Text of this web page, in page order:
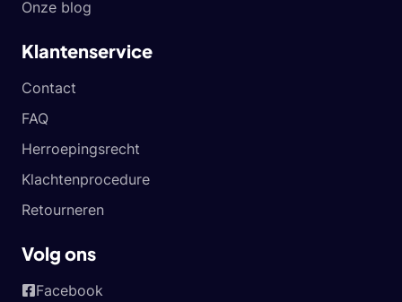
Onze blog
Klantenservice
Contact
FAQ
Herroepingsrecht
Klachtenprocedure
Retourneren
Volg ons
Facebook